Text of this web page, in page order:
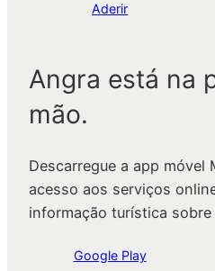
Aderir
Angra está na
mão.
Descarregue a app móvel
acesso aos serviços
informação turística
Google Play